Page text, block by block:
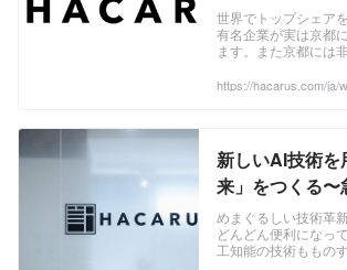
世界でトップシェア
有名企業が実は京都
ます。また京都には
https://hacarus.com/ja/
新しいAI技術を
来」をつくる〜
都発ベンチャー
めまぐるしい技術革
どんどん便利になっ
工知能の技術ももの